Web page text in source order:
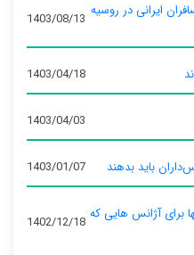
ایرانی در روسیه 1403/08/13
1403/04/18
1403/04/03
باید بدهند 1403/01/07
برای آژانس‌ هایی که 1402/12/18